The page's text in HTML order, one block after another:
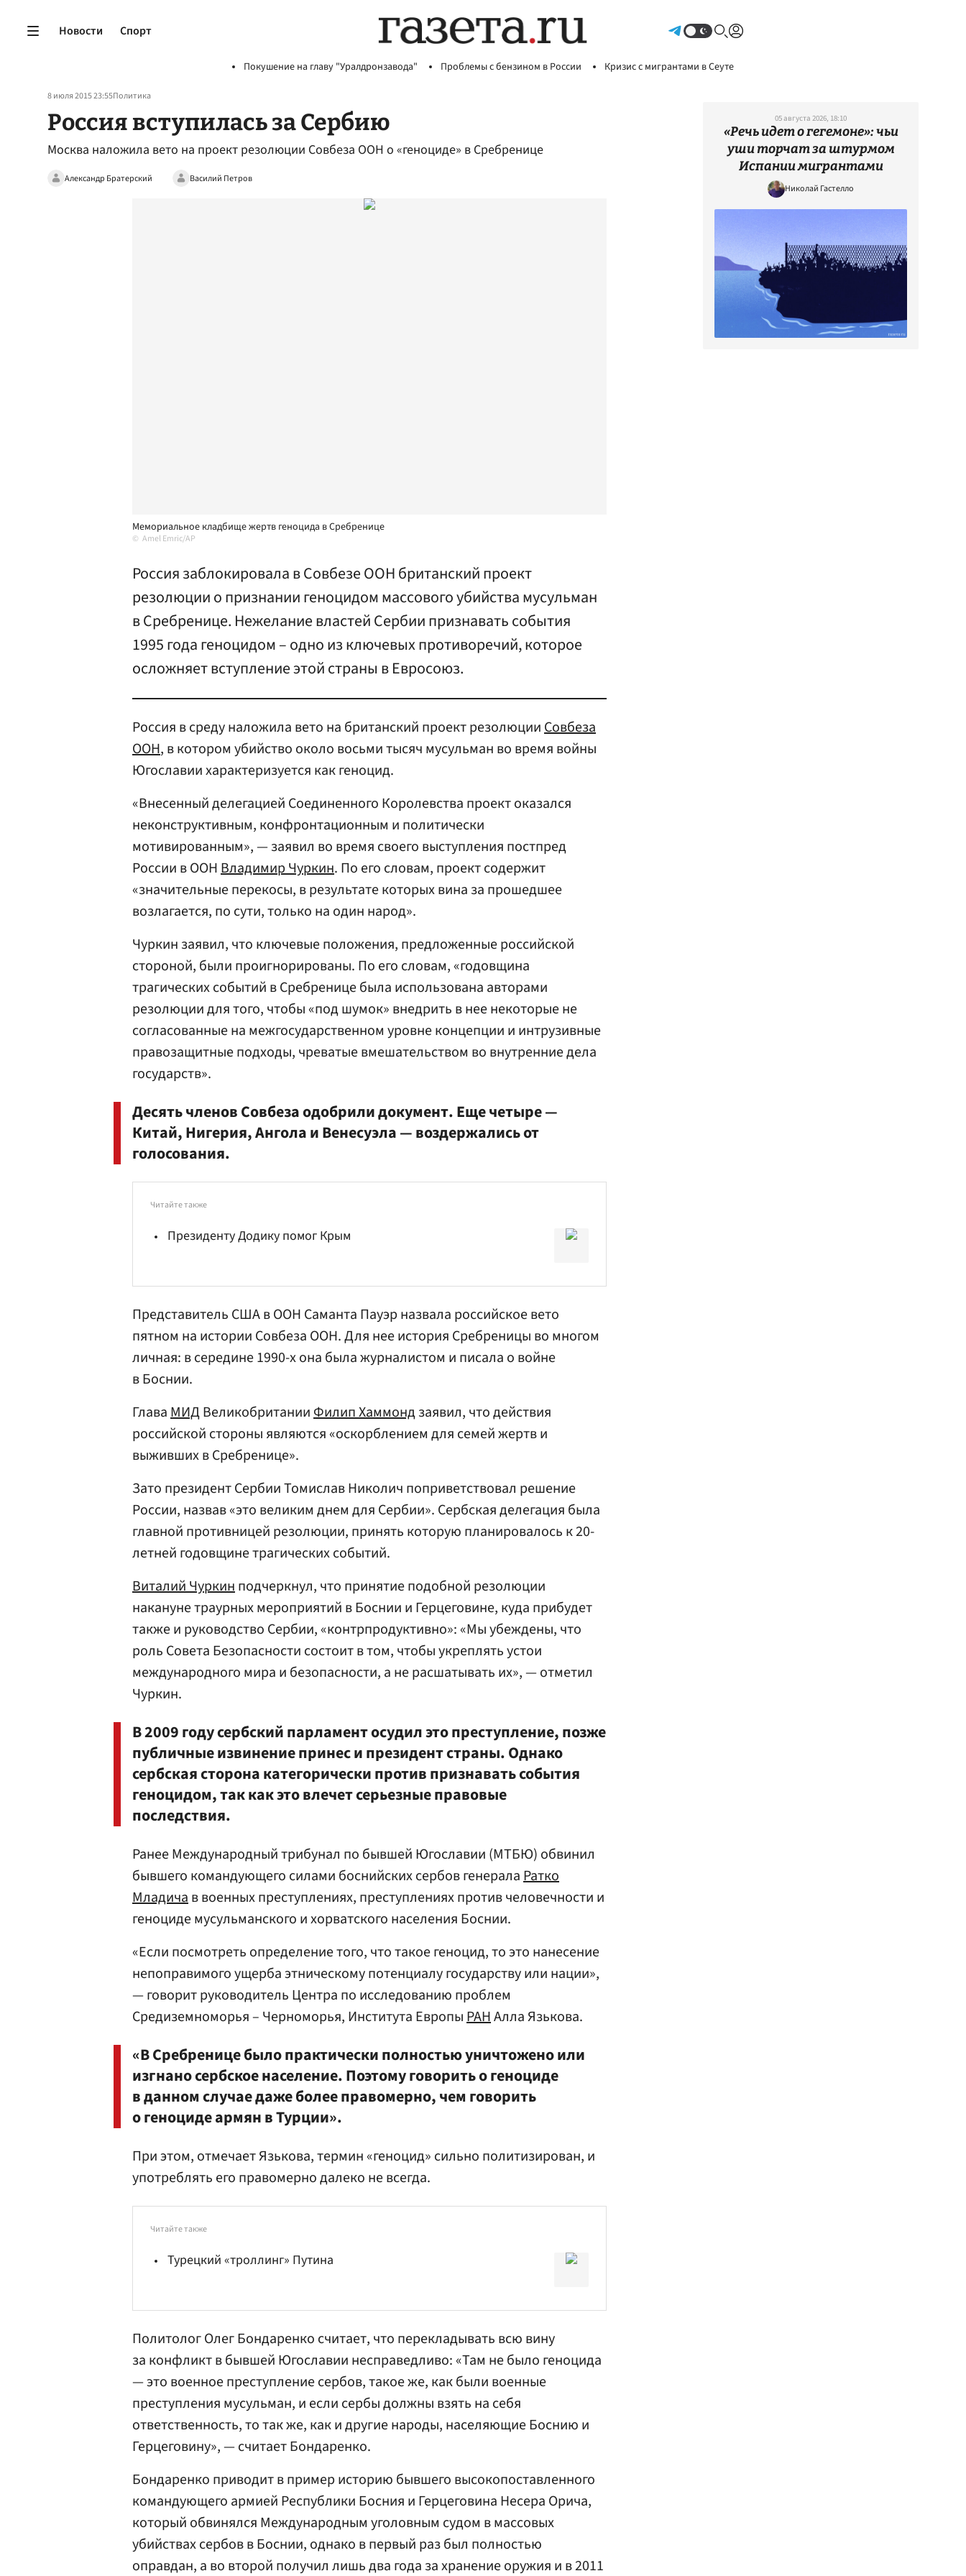
Новости Спорт
Покушение на главу "Уралдронзавода" Проблемы с бензином в России Кризис с мигрантами в Сеуте
8 июля 2015 23:55Политика
Россия вступилась за Сербию
Москва наложила вето на проект резолюции Совбеза ООН о «геноциде» в Сребренице
Александр Братерский Василий Петров
Мемориальное кладбище жертв геноцида в Сребренице
Amel Emric/AP
Россия заблокировала в Совбезе ООН британский проект
резолюции о признании геноцидом массового убийства мусульман
в Сребренице. Нежелание властей Сербии признавать события
1995 года геноцидом – одно из ключевых противоречий, которое
осложняет вступление этой страны в Евросоюз.
Россия в среду наложила вето на британский проект резолюцииСовбеза
ООН, в котором убийство около восьми тысяч мусульман во время войны
Югославии характеризуется как геноцид.
«Внесенный делегацией Соединенного Королевства проект оказался
неконструктивным, конфронтационным и политически
мотивированным», — заявил во время своего выступления постпред
России в ООНВладимир Чуркин. По его словам, проект содержит
«значительные перекосы, в результате которых вина за прошедшее
возлагается, по сути, только на один народ».
Чуркин заявил, что ключевые положения, предложенные российской
стороной, были проигнорированы. По его словам, «годовщина
трагических событий в Сребренице была использована авторами
резолюции для того, чтобы «под шумок» внедрить в нее некоторые не
согласованные на межгосударственном уровне концепции и интрузивные
правозащитные подходы, чреватые вмешательством во внутренние дела
государств».
Десять членов Совбеза одобрили документ. Еще четыре —
Китай, Нигерия, Ангола и Венесуэла — воздержались от
голосования.
Читайте также
Президенту Додику помог Крым
Представитель США в ООН Саманта Пауэр назвала российское вето
пятном на истории Совбеза ООН. Для нее история Сребреницы во многом
личная: в середине 1990-х она была журналистом и писала о войне
в Боснии.
ГлаваМИДВеликобританииФилип Хаммондзаявил, что действия
российской стороны являются «оскорблением для семей жертв и
выживших в Сребренице».
Зато президент Сербии Томислав Николич поприветствовал решение
России, назвав «это великим днем для Сербии». Сербская делегация была
главной противницей резолюции, принять которую планировалось к 20-
летней годовщине трагических событий.
Виталий Чуркинподчеркнул, что принятие подобной резолюции
накануне траурных мероприятий в Боснии и Герцеговине, куда прибудет
также и руководство Сербии, «контрпродуктивно»: «Мы убеждены, что
роль Совета Безопасности состоит в том, чтобы укреплять устои
международного мира и безопасности, а не расшатывать их», — отметил
Чуркин.
В 2009 году сербский парламент осудил это преступление, позже
публичные извинение принес и президент страны. Однако
сербская сторона категорически против признавать события
геноцидом, так как это влечет серьезные правовые
последствия.
Ранее Международный трибунал по бывшей Югославии (МТБЮ) обвинил
бывшего командующего силами боснийских сербов генералаРатко
Младичав военных преступлениях, преступлениях против человечности и
геноциде мусульманского и хорватского населения Боснии.
«Если посмотреть определение того, что такое геноцид, то это нанесение
непоправимого ущерба этническому потенциалу государству или нации»,
— говорит руководитель Центра по исследованию проблем
Средиземноморья – Черноморья, Института ЕвропыРАНАлла Язькова.
«В Сребренице было практически полностью уничтожено или
изгнано сербское население. Поэтому говорить о геноциде
в данном случае даже более правомерно, чем говорить
о геноциде армян в Турции».
При этом, отмечает Язькова, термин «геноцид» сильно политизирован, и
употреблять его правомерно далеко не всегда.
Читайте также
Турецкий «троллинг» Путина
Политолог ОлегБондаренко считает, что перекладывать всю вину
за конфликт в бывшей Югославии несправедливо: «Там не было геноцида
— это военное преступление сербов, такое же, как были военные
преступления мусульман, и если сербы должны взять на себя
ответственность, то так же, как и другие народы, населяющие Боснию и
Герцеговину», — считает Бондаренко.
Бондаренко приводит в пример историю бывшего высокопоставленного
командующего армией Республики Босния и Герцеговина Несера Орича,
который обвинялся Международным уголовным судом в массовых
убийствах сербов в Боснии, однако в первый раз был полностью
оправдан, а во второй получил лишь два года за хранение оружия и в 2011
05 августа 2026, 18:10
«Речь идет о гегемоне»: чьи
уши торчат за штурмом
Испании мигрантами
Николай Гастелло